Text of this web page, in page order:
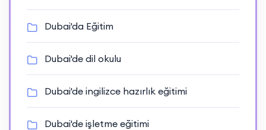
Dubai'da Eğitim
Dubai'de dil okulu
Dubai'de ingilizce hazırlık eğitimi
Dubai'de işletme eğitimi